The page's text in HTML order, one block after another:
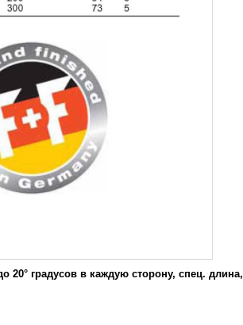
20° градусов в каждую сторону, спец. длина,